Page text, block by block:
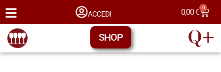
ACCEDI 0,00€ 0
SHOP